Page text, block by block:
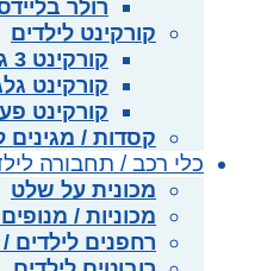
רולר בליידס
קורקינט לילדים
קורקינט 3 גלגלים
קורקינט
קורקינט
קסדות / מגינים
כלי רכב / תחבורה
מכונית על שלט
מכוניות /
רחפנים לילדים